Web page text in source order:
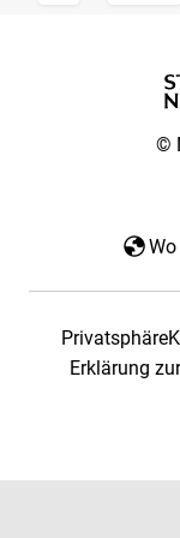
©
Privatsphäre
Erklärung